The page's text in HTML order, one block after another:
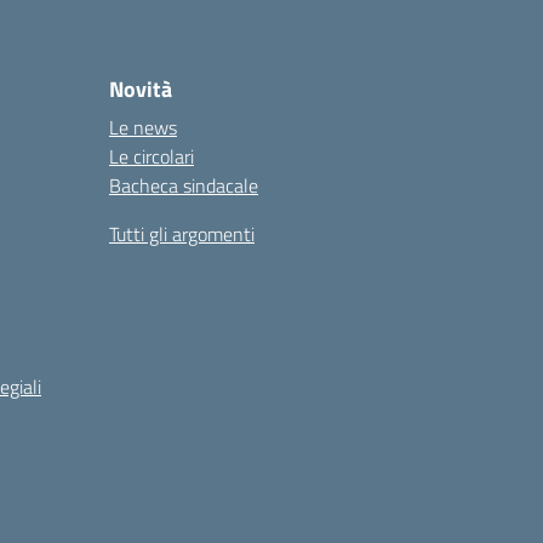
Novità
Le news
Le circolari
Bacheca sindacale
Tutti gli argomenti